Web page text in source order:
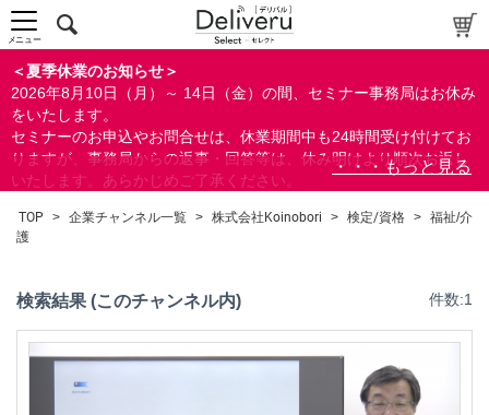
上級者向け
配布資料
指定しない
あり
なし
研修の提供
あり
経営
＜夏季休業のお知らせ＞
2026年8月10日（月）～ 14日（金）の間、セミナー事務局はお休み
をいたします。
セミナーのお申込やお問合せは、休業期間中も24時間受け付けてお
りますが、事務局からの返事・回答等は、休み明けより順次お返し
いたします。あらかじめご了承ください。
ができます。
メニュー
TOP > 企業チャンネル一覧 > 株式会社Koinobori > 検定/資格 > 福祉/介
護
検索結果 (このチャンネル内) 件数:1